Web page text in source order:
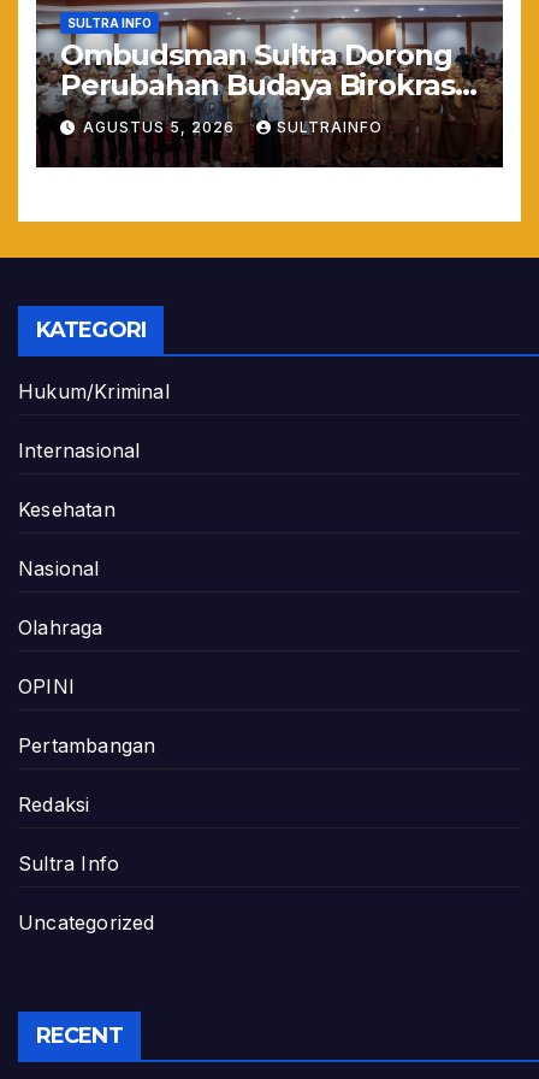
SULTRA INFO
Ombudsman Sultra Dorong
Perubahan Budaya Birokrasi
Lewat Penilaian
Maladministrasi 2026
AGUSTUS 5, 2026 SULTRAINFO
KATEGORI
Hukum/Kriminal
Internasional
Kesehatan
Nasional
Olahraga
OPINI
Pertambangan
Redaksi
Sultra Info
Uncategorized
RECENT